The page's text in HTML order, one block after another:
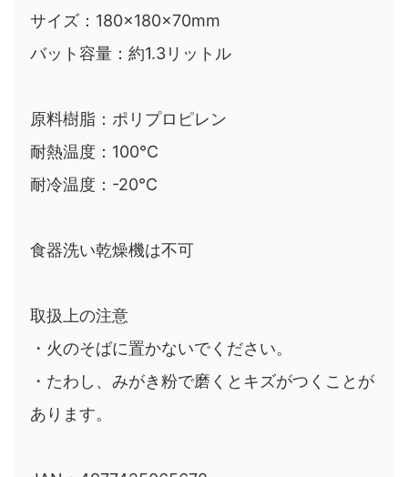
サイズ：180×180×70mm
バット容量：約1.3リットル
原料樹脂：ポリプロピレン
耐熱温度：100℃
耐冷温度：-20℃
食器洗い乾燥機は不可
取扱上の注意
・火のそばに置かないでください。
・たわし、みがき粉で磨くとキズがつくことが
あります。